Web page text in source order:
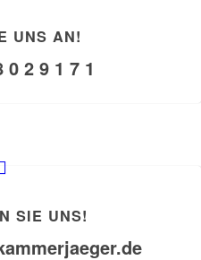
UNS AN!
0 2 9 1 7 1
SIE UNS!